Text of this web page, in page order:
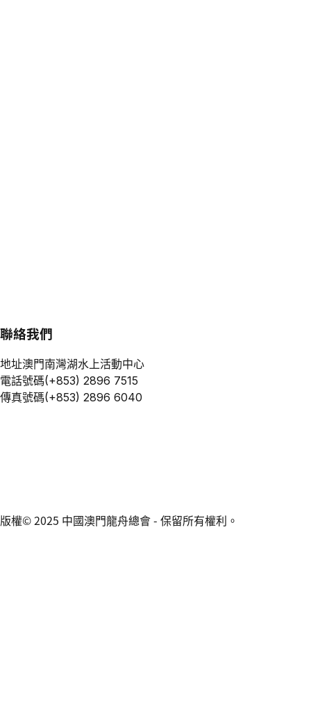
聯絡我們
地址澳門南灣湖水上活動中心
電話號碼(+853) 2896 7515
傳真號碼(+853) 2896 6040
版權© 2025 中國澳門龍舟總會 - 保留所有權利。